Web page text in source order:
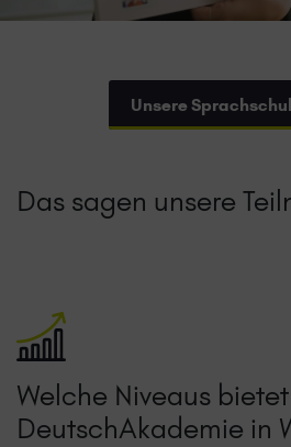
Unsere
Das sagen unsere
Welche Niveaus
DeutschAkademie in